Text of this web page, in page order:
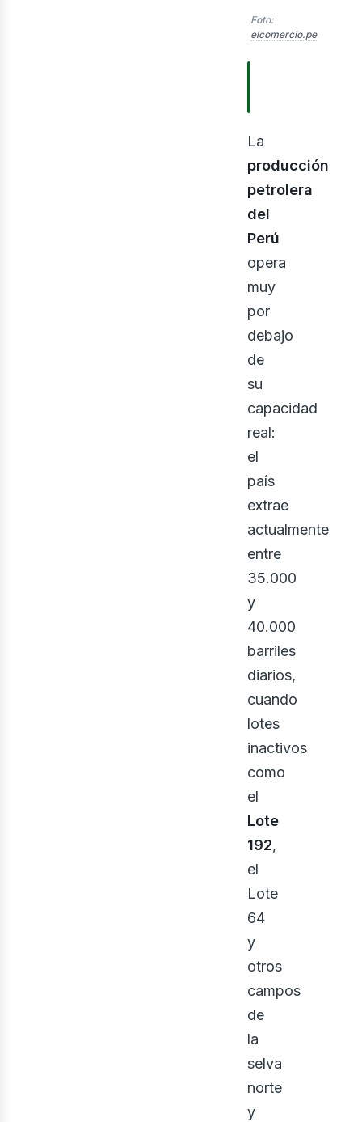
Foto:
elcomercio.pe
La
producción
petrolera
del
Perú
opera
muy
por
debajo
de
su
capacidad
real:
el
país
extrae
actualmente
entre
35.000
y
40.000
barriles
diarios,
cuando
lotes
inactivos
como
el
Lote
192,
el
Lote
64
y
otros
campos
de
la
selva
norte
y